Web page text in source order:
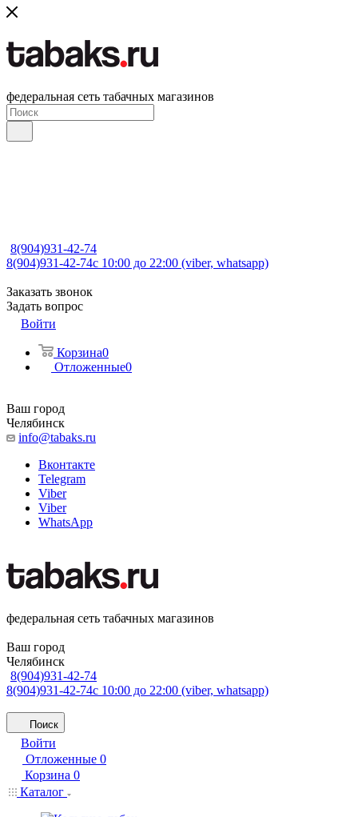
федеральная сеть табачных магазинов
8(904)931-42-74
8(904)931-42-74с 10:00 до 22:00 (viber, whatsapp)
Заказать звонок
Задать вопрос
Войти
Корзина0
Отложенные0
Ваш город
Челябинск
info@tabaks.ru
Вконтакте
Telegram
Viber
Viber
WhatsApp
федеральная сеть табачных магазинов
Ваш город
Челябинск
8(904)931-42-74
8(904)931-42-74с 10:00 до 22:00 (viber, whatsapp)
Поиск
Войти
Отложенные 0
Корзина 0
Каталог